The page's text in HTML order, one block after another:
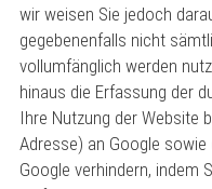
wir weisen Sie jedoch
gegebenenfalls nicht
vollumfänglich werden
hinaus die Erfassung der
Ihre Nutzung der Website
Adresse) an Google
Google verhindern, indem